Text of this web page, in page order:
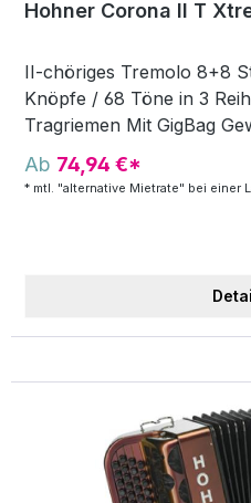
Hohner Corona II T
II-chöriges Tremolo 8+8
Knöpfe / 68 Töne in 3
Tragriemen Mit GigBag
schwarz
Ab 74,94 €*
* mtl. "alternative Mietrate" bei einer